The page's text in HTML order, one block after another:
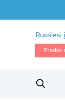
Ruošiesi
Pradėk